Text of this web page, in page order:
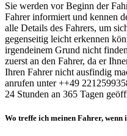
Sie werden vor Beginn der
Fahrer informiert und kennen
alle Details des Fahrers, um
gegenseitig leicht erkennen
irgendeinem Grund nicht
zuerst an den Fahrer, da er
Ihren Fahrer nicht ausfindig
anrufen unter ++49
24 Stunden an 365 Tagen
Wo treffe ich meinen Fahrer, wenn